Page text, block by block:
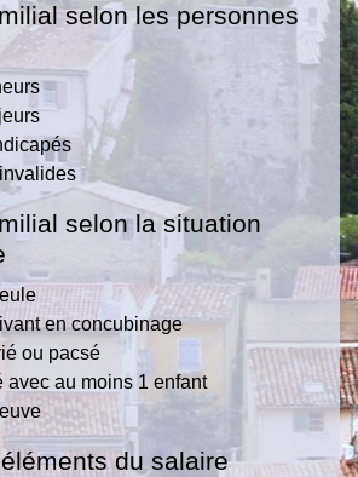
selon les personnes
selon la situation
en concubinage
ou pacsé
avec au moins 1 enfant
du salaire